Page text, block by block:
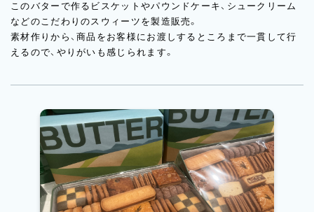
このバターで作るビスケットやパウンドケーキ、シュークリーム
などのこだわりのスウィーツを製造販売。
素材作りから、商品をお客様にお渡しするところまで一貫して行
えるので、やりがいも感じられます。